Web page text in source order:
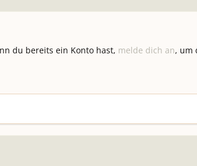
du bereits ein Konto hast, melde dich an, um